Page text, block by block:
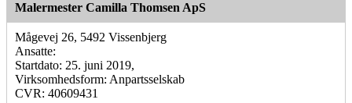
Malermester Camilla Thomsen ApS
Mågevej 26, 5492 Vissenbjerg
Ansatte:
Startdato: 25. juni 2019,
Virksomhedsform: Anpartsselskab
CVR: 40609431